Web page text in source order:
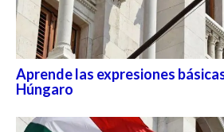
Aprende las expresiones
Húngaro